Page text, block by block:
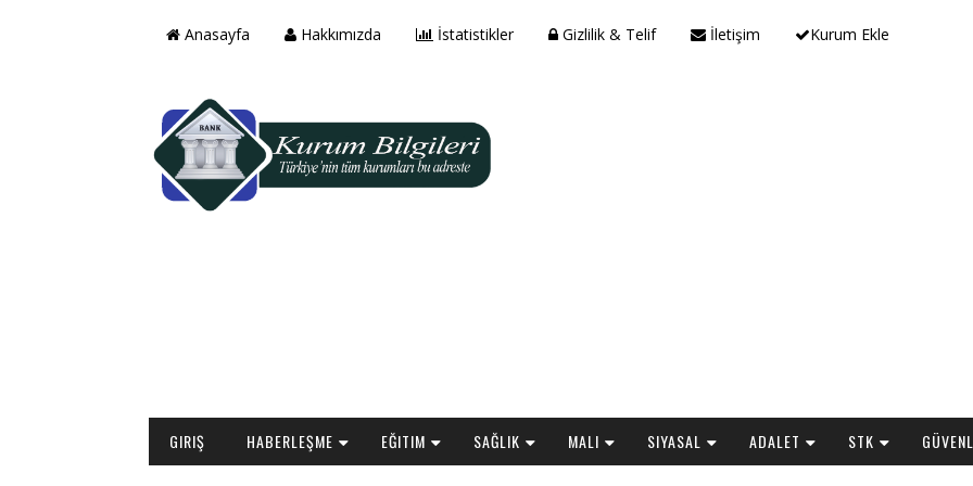
Anasayfa Hakkımızda İstatistikler Gizlilik & Telif İletişim Kurum Ekle
GIRIŞ HABERLEŞME EĞITIM SAĞLIK MALI SIYASAL ADALET STK